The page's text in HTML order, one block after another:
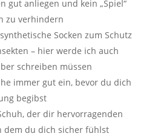
gut anliegen und kein „Spiel“
zu verhindern
Socken zum Schutz
– hier werde ich auch
schreiben müssen
immer gut ein, bevor du dich
begibst
der dir hervorragenden
dem du dich sicher fühlst